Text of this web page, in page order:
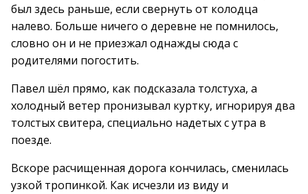
был здесь раньше, если свернуть от колодца
налево. Больше ничего о деревне не помнилось,
словно он и не приезжал однажды сюда с
родителями погостить.
Павел шёл прямо, как подсказала толстуха, а
холодный ветер пронизывал куртку, игнорируя два
толстых свитера, специально надетых с утра в
поезде.
Вскоре расчищенная дорога кончилась, сменилась
узкой тропинкой. Как исчезли из виду и